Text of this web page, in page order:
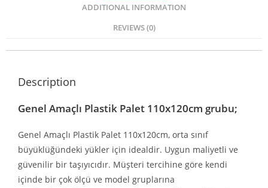
ADDITIONAL INFORMATION
REVIEWS (0)
Description
Genel Amaçlı Plastik Palet 110x120cm grubu;
Genel Amaçlı Plastik Palet 110x120cm, orta sınıf
büyüklüğündeki yükler için idealdir. Uygun maliyetli ve
güvenilir bir taşıyıcıdır. Müşteri tercihine göre kendi
içinde bir çok ölçü ve model gruplarına